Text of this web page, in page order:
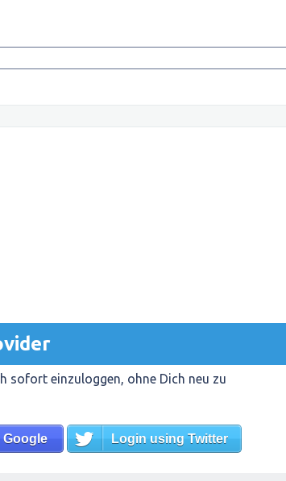
sofort einzuloggen, ohne Dich neu zu
Google Login using Twitter